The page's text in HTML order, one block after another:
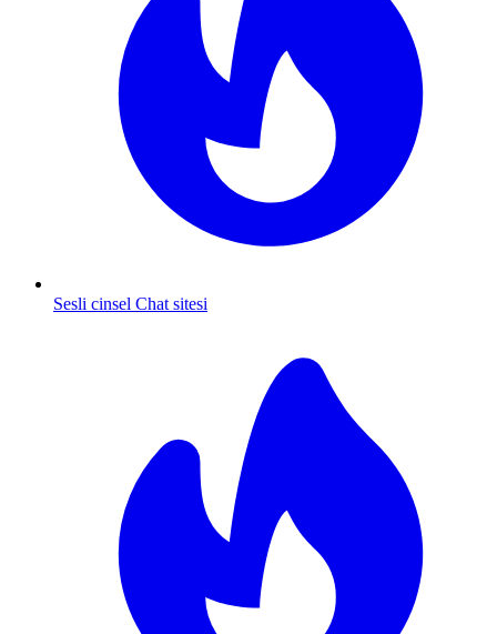
Sesli cinsel Chat sitesi